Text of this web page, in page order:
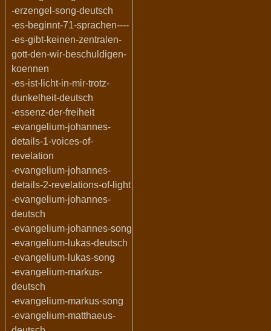
-erzengel-song-deutsch
-es-beginnt-71-sprachen----
-es-gibt-keinen-zentralen-
gott-den-wir-beschuldigen-
koennen
-es-ist-licht-in-mir-trotz-
dunkelheit-deutsch
-essenz-der-freiheit
-evangelium-johannes-
details-1-voices-of-
revelation
-evangelium-johannes-
details-2-revelations-of-light
-evangelium-johannes-
deutsch
-evangelium-johannes-song
-evangelium-lukas-deutsch
-evangelium-lukas-song
-evangelium-markus-
deutsch
-evangelium-markus-song
-evangelium-matthaeus-